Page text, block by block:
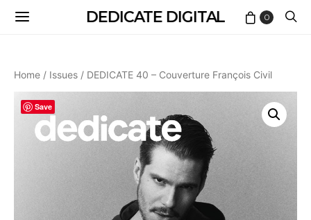
DEDICATE DIGITAL 0
Home / Issues / DEDICATE 40 – Couverture François Civil
Save